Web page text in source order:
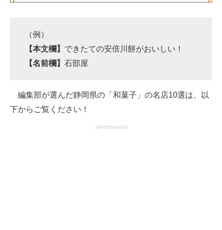
（例）
【本文欄】 できたての安倍川餅がおいしい！
【名前欄】 石部屋
編集部が選んだ静岡県の「和菓子」の名店10選は、以
下からご覧ください！
advertisement